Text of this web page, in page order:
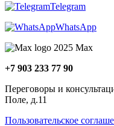
Telegram
WhatsApp
Maх
+7 903 233 77 90
Переговоры и
Поле, д.11
Пользовательское